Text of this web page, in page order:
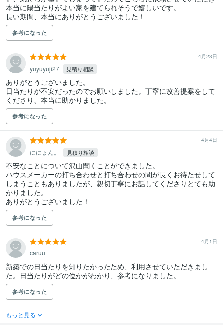
本当に陽当たりがよい家を建てられそうで嬉しいです。
長い期間、本当にありがとうございました！
参考になった
4月23日
yuyuyuji27 見積り相談
ありがとうございました。
日当たりが不安だったのでお願いしました。丁寧に改善提案をして
参考になった
4月4日
ににょん。 見積り相談
不安なことについて沢山聞くことができました。
ハウスメーカーの打ち合わせと打ち合わせの間が長くお待たせして
しまうこともありましたが、親切丁寧にお話してくださりとても助
かりました。
ありがとうございました！
参考になった
4月1日
caruu
新築での日当たりを知りたかったため、利用させていただきまし
た。日当たりがどの位かがわかり、参考になりました。
参考になった
もっと見る